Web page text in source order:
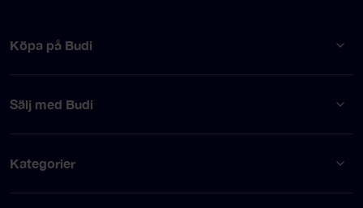
Köpa på Budi
Sälj med Budi
Kategorier